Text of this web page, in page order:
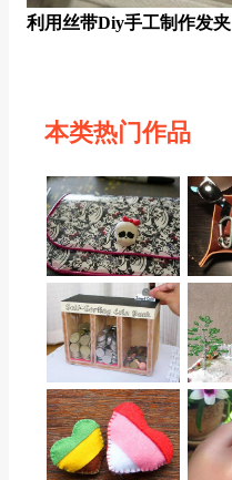
利用丝带diy手工制作发夹
本类热门作品